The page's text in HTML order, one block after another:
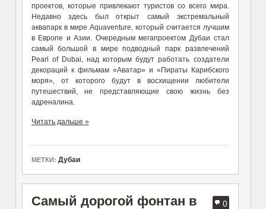
проектов, которые привлекают туристов со всего мира.
Недавно здесь был открыт самый экстремальный
аквапарк в мире Aquaventure, который считается лучшим
в Европе и Азии. Очередным мегапроектом Дубаи стал
самый большой в мире подводный парк развлечений
Pearl of Dubai, над которым будут работать создатели
декораций к фильмам «Аватар» и «Пираты Карибского
моря», от которого будут в восхищении любители
путешествий, не представляющие свою жизнь без
адреналина.
Читать дальше »
МЕТКИ: Дубаи
0
Самый дорогой фонтан в